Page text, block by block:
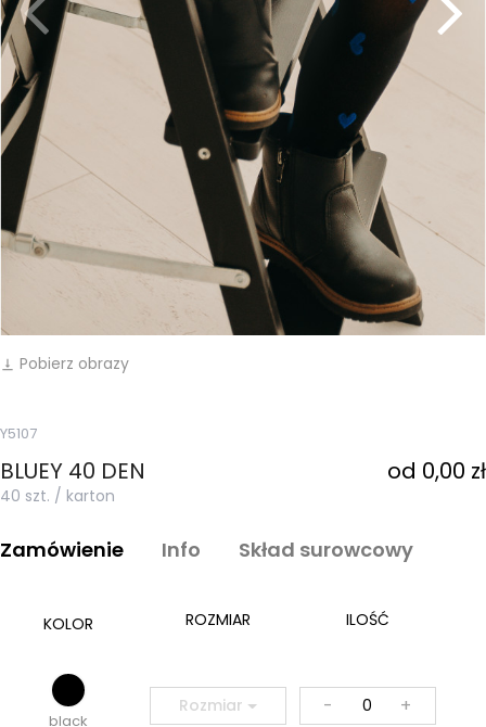
vertical_align_bottom Pobierz obrazy
Y5107
BLUEY 40 DEN od 0,00 zł
40 szt. / karton
Zamówienie Info Skład surowcowy
KOLOR ROZMIAR ILOŚĆ
black
Rozmiar - +